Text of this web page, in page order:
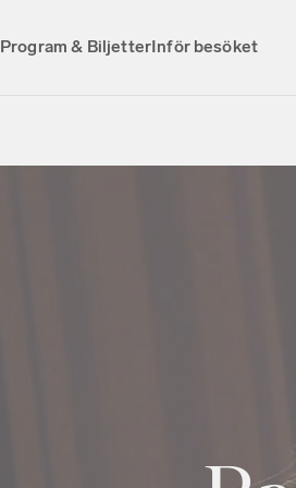
Program & BiljetterInför besöket